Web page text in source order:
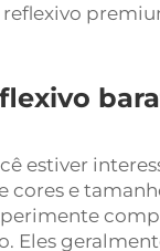
estiver
e
Eles